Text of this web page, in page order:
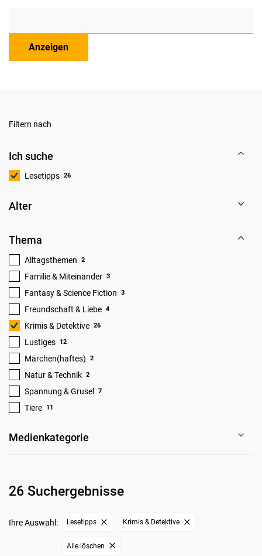
Anzeigen
Filtern nach
Ich suche
Lesetipps 26
Alter
Thema
Alltagsthemen 2
Familie & Miteinander 3
Fantasy & Science Fiction 3
Freundschaft & Liebe 4
Krimis & Detektive 26
Lustiges 12
Märchen(haftes) 2
Natur & Technik 2
Spannung & Grusel 7
Tiere 11
Medienkategorie
26 Suchergebnisse
Ihre Auswahl: Lesetipps Krimis & Detektive
Alle löschen